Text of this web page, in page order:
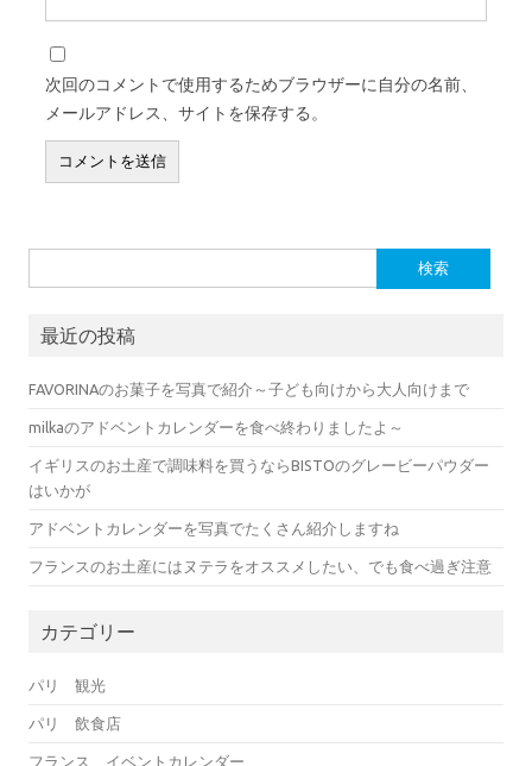
次回のコメントで使用するためブラウザーに自分の名前、
メールアドレス、サイトを保存する。
最近の投稿
FAVORINAのお菓子を写真で紹介～子ども向けから大人向けまで
milkaのアドベントカレンダーを食べ終わりましたよ～
イギリスのお土産で調味料を買うならBISTOのグレービーパウダー
はいかが
アドベントカレンダーを写真でたくさん紹介しますね
フランスのお土産にはヌテラをオススメしたい、でも食べ過ぎ注意
カテゴリー
パリ 観光
パリ 飲食店
フランス イベントカレンダー